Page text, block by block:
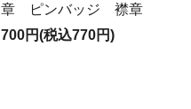
章 ピンバッジ 襟章
700円(税込770円)